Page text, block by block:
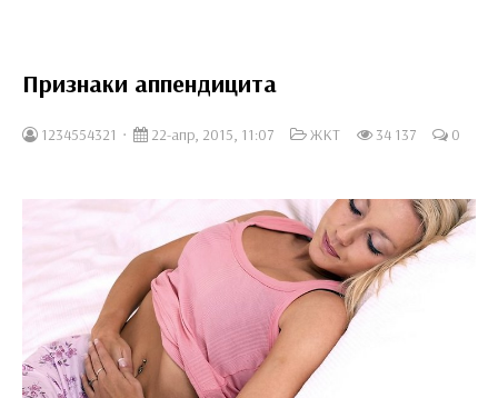
Признаки аппендицита
1234554321 22-апр, 2015, 11:07 ЖКТ 34 137 0